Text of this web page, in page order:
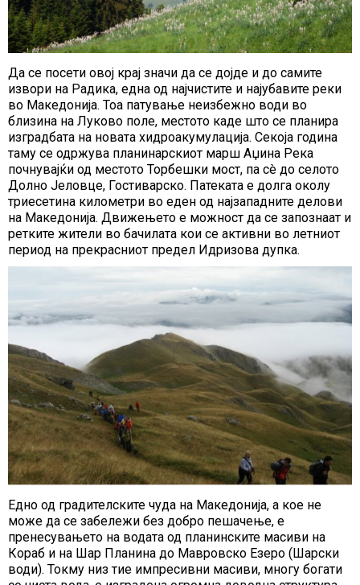
Да се посети овој крај значи да се дојде и до самите
извори на Радика, една од најчистите и најубавите реки
во Македонија. Тоа патување неизбежно води во
близина на Луково поле, местото каде што се планира
изградбата на новата хидроакумулација. Секоја година
таму се одржува планинарскиот марш Аџина Река
почнувајќи од местото Торбешки мост, па сè до селото
Долно Јеловце, Гостиварско. Патеката е долга околу
триесетина километри во еден од најзападните делови
на Македонија. Движењето е можност да се запознаат и
ретките жители во бачилата кои се активни во летниот
период на прекрасниот предел Идризова дупка.
Едно од градителските чуда на Македонија, а кое не
може да се забележи без добро пешачење, е
пренесувањето на водата од планинските масиви на
Кораб и на Шар Планина до Мавровско Езеро (Шарски
води). Токму низ тие импресивни масиви, многу богати